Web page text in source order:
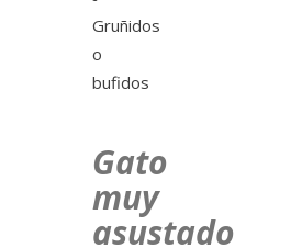
Gruñidos
o
bufidos
Gato
muy
asustado